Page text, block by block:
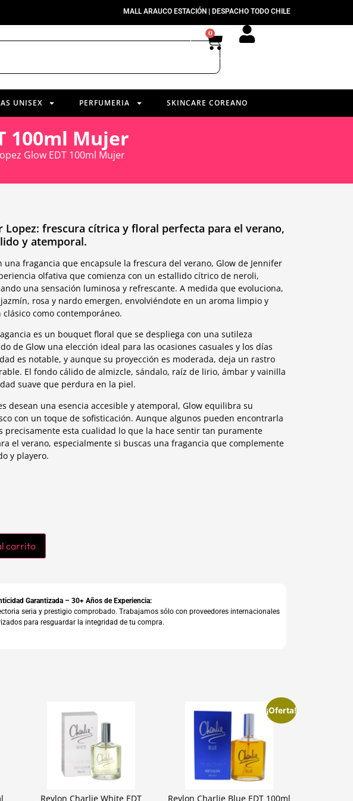
MALL ARAUCO ESTACIÓN | DESPACHO TODO CHILE
0
UNISEX PERFUMERIA SKINCARE COREANO
100ml Mujer
Glow EDT 100ml Mujer
Lopez: frescura cítrica y floral perfecta para el verano,
y atemporal.
una fragancia que encapsule la frescura del verano, Glow de Jennifer
olfativa que comienza con un estallido cítrico de neroli,
una sensación luminosa y refrescante. A medida que evoluciona,
rosa y nardo emergen, envolviéndote en un aroma limpio y
como contemporáneo.
es un bouquet floral que se despliega con una sutileza
de Glow una elección ideal para las ocasiones casuales y los días
es notable, y aunque su proyección es moderada, deja un rastro
El fondo cálido de almizcle, sándalo, raíz de lirio, ámbar y vainilla
suave que perdura en la piel.
desean una esencia accesible y atemporal, Glow equilibra su
con un toque de sofisticación. Aunque algunos pueden encontrarla
precisamente esta cualidad lo que la hace sentir tan puramente
el verano, especialmente si buscas una fragancia que complemente
y playero.
carrito
Garantizada – 30+ Años de Experiencia:
seria y prestigio comprobado. Trabajamos sólo con proveedores internacionales
para resguardar la integridad de tu compra.
Revlon Charlie White EDT
¡Oferta!
Revlon Charlie Blue EDT 100ml